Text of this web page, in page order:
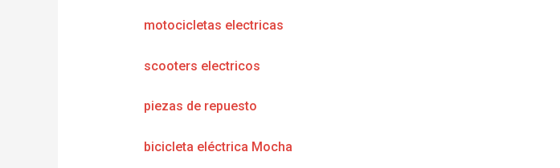
motocicletas electricas
scooters electricos
piezas de repuesto
bicicleta eléctrica Mocha